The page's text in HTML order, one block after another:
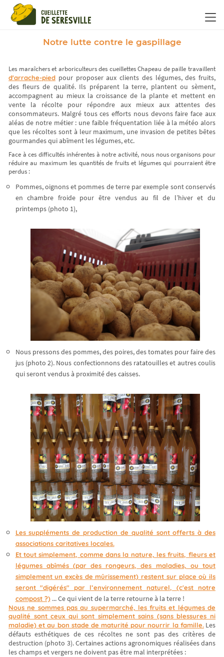
Notre lutte contre le gaspillage
Les maraîchers et arboriculteurs des cueillettes Chapeau de paille travaillent
d'arrache-pied pour proposer aux clients des légumes, des fruits,
des fleurs de qualité. Ils préparent la terre, plantent ou sèment,
accompagnent au mieux la croissance de la plante et mettent en
vente la récolte pour répondre aux mieux aux attentes des
consommateurs. Malgré tous ces efforts nous devons faire face aux
aléas de notre métier : une faible fréquentation liée à la météo alors
que les récoltes sont à leur maximum, une invasion de petites bêtes
gourmandes qui abîment les légumes, etc.
Face à ces difficultés inhérentes à notre activité, nous nous organisons pour
réduire au maximum les quantités de fruits et légumes qui pourraient être
perdus :
Pommes, oignons et pommes de terre par exemple sont conservés
en chambre froide pour être vendus au fil de l’hiver et du
printemps (photo 1),
Nous pressons des pommes, des poires, des tomates pour faire des
jus (photo 2). Nous confectionnons des ratatouilles et autres coulis
qui seront vendus à proximité des caisses.
Les suppléments de production de qualité sont offerts à des
associations caritatives locales.
Et tout simplement, comme dans la nature, les fruits, fleurs et
légumes abîmés (par des rongeurs, des maladies, ou tout
simplement un excès de mûrissement) restent sur place où ils
seront "digérés" par l’environnement naturel, (c'est notre
compost ?) ... Ce qui vient de la terre retourne à la terre !
Nous ne sommes pas au supermarché, les fruits et légumes de
qualité sont ceux qui sont simplement sains (sans blessures ni
maladie) et au bon stade de maturité pour nourrir la famille. Les
défauts esthétiques de ces récoltes ne sont pas des critères de
destruction (photo 3). Certaines actions agronomiques réalisées dans
les champs et vergers ne doivent pas être mal interprétées :
Ne ratez plus rien,
Abonnez-vous à notre newsletter
Je m’inscris
Panneau de gestion des cookies